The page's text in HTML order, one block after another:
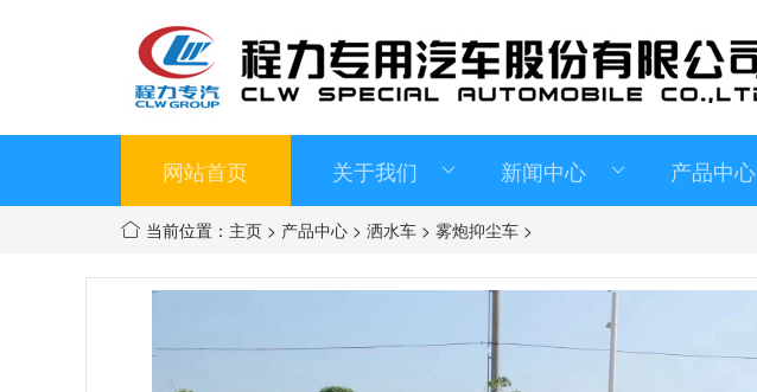
网站首页 关于我们 新闻中心 产品中心
当前位置： 主页 > 产品中心 > 洒水车 > 雾炮抑尘车 >